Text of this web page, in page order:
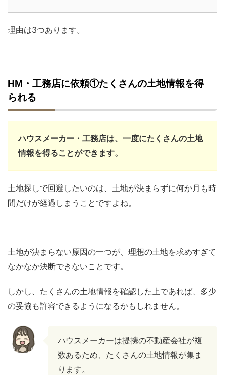
理由は3つあります。
HM・工務店に依頼①たくさんの土地情報を得
られる
ハウスメーカー・工務店は、一度にたくさんの土地
情報を得ることができます。
土地探しで回避したいのは、土地が決まらずに何か月も時
間だけが経過しまうことですよね。
土地が決まらない原因の一つが、理想の土地を求めすぎて
なかなか決断できないことです。
しかし、たくさんの土地情報を確認した上であれば、多少
の妥協も許容できるようになるかもしれません。
ハウスメーカーは提携の不動産会社が複
数あるため、たくさんの土地情報が集ま
ります。